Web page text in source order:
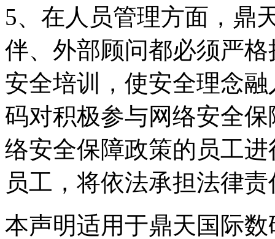
5、在人员管理方面
伴、外部顾问都必须严
安全培训，使安全理
码对积极参与网络安全保
络安全保障政策的员工进
员工，将依法承担法律
本声明适用于鼎天国际